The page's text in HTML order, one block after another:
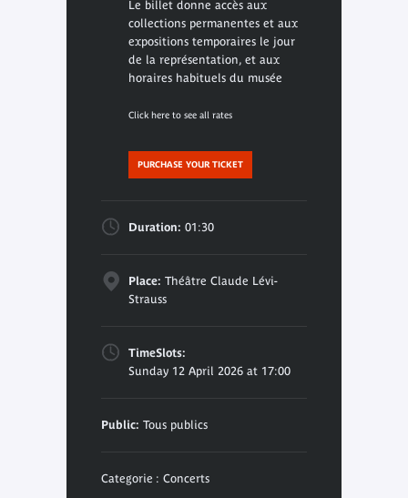
Le billet donne accès aux
collections permanentes et aux
expositions temporaires le jour
de la représentation, et aux
horaires habituels du musée
Click here to see all rates
PURCHASE YOUR TICKET
Duration: 01:30
Place: Théâtre Claude Lévi-
Strauss
TimeSlots:
Sunday 12 April 2026 at 17:00
Public: Tous publics
Categorie : Concerts